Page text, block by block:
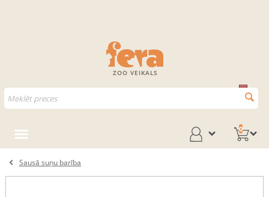
ZOO VEIKALS
0
Sausā suņu barība